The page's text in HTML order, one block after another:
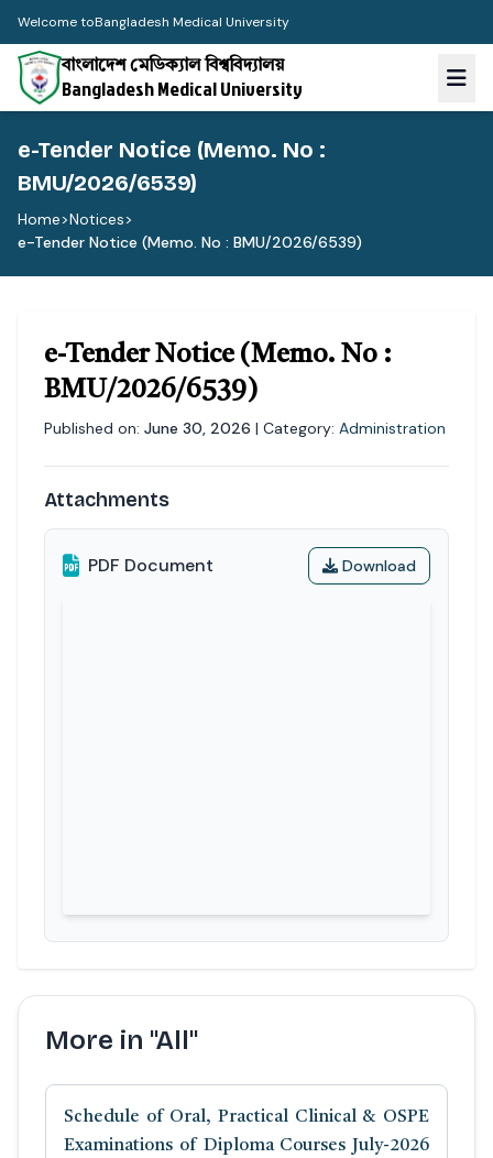
Welcome toBangladesh Medical University
বাংলাদেশ মেডিক্যাল বিশ্ববিদ্যালয়
Bangladesh Medical University
e-Tender Notice (Memo. No :
BMU/2026/6539)
Home>Notices>
e-Tender Notice (Memo. No : BMU/2026/6539)
e-Tender Notice (Memo. No :
BMU/2026/6539)
Published on: June 30, 2026 | Category: Administration
Attachments
PDF Document Download
More in "All"
Schedule of Oral, Practical Clinical & OSPE
Examinations of Diploma Courses July-2026